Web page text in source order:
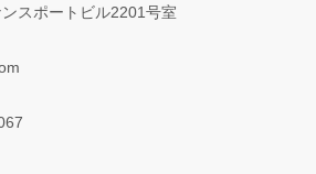
スポートビル2201号室